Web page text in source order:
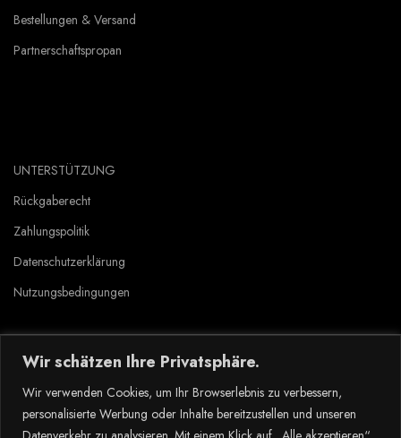
Wir schätzen Ihre Privatsphäre.
Wir verwenden Cookies, um Ihr Browserlebnis zu verbessern,
personalisierte Werbung oder Inhalte bereitzustellen und unseren
Bestellungen & Versand
Partnerschaftspropan
UNTERSTÜTZUNG
Rückgaberecht
Zahlungspolitik
Datenschutzerklärung
Nutzungsbedingungen
Copyright © 2023 Tlyard de. all rights reserved.